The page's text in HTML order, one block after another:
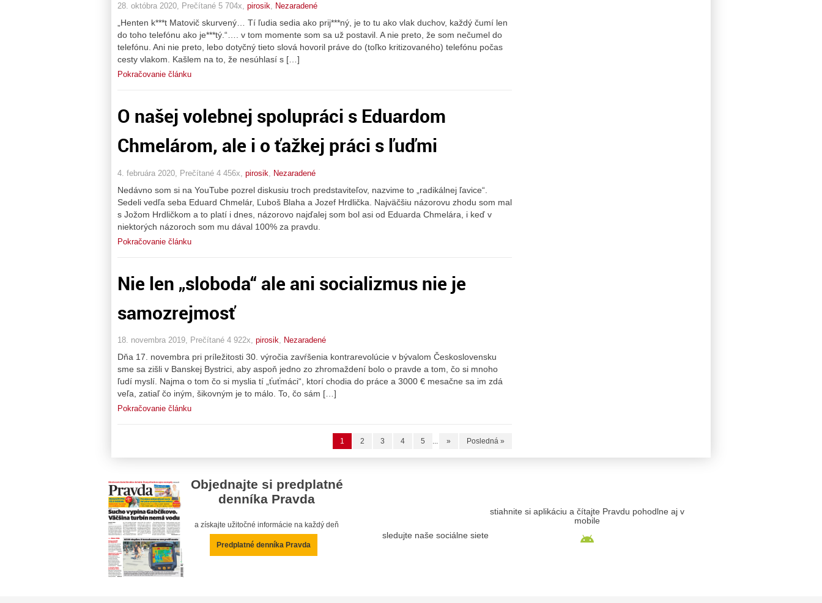
28. októbra 2020, Prečítané 5 704x, pirosik Nezaradené
„Henten k***t Matovič skurvený… Tí ľudia sedia ako prij***ný, je to tu ako vlak duchov, každý čumí len
do toho telefónu ako je***tý.“…. v tom momente som sa už postavil. A nie preto, že som nečumel do
telefónu. Ani nie preto, lebo dotyčný tieto slová hovoril práve do (toľko kritizovaného) telefónu počas
cesty vlakom. Kašlem na to, že nesúhlasí s […]
Pokračovanie článku
O našej volebnej spolupráci s Eduardom
Chmelárom, ale i o ťažkej práci s ľuďmi
4. februára 2020, Prečítané 4 456x, pirosik Nezaradené
Nedávno som si na YouTube pozrel diskusiu troch predstaviteľov, nazvime to „radikálnej ľavice“.
Sedeli vedľa seba Eduard Chmelár, Ľuboš Blaha a Jozef Hrdlička. Najväčšiu názorovu zhodu som mal
s Jožom Hrdličkom a to platí i dnes, názorovo najďalej som bol asi od Eduarda Chmelára, i keď v
niektorých názoroch som mu dával 100% za pravdu.
Pokračovanie článku
Nie len „sloboda“ ale ani socializmus nie je
samozrejmosť
18. novembra 2019, Prečítané 4 922x, pirosik, Nezaradené
Dňa 17. novembra pri príležitosti 30. výročia zavŕšenia kontrarevolúcie v bývalom Československu
sme sa zišli v Banskej Bystrici, aby aspoň jedno zo zhromaždení bolo o pravde a tom, čo si mnoho
ľudí myslí. Najma o tom čo si myslia tí „ťuťmáci“, ktorí chodia do práce a 3000 € mesačne sa im zdá
veľa, zatiaľ čo iným, šikovným je to málo. To, čo sám […]
Pokračovanie článku
1 2 3 4 5 ... » Posledná »
Objednajte si predplatné
denníka Pravda
a získajte užitočné informácie na každý deň
Predplatné denníka Pravda
sledujte naše sociálne siete
stiahnite si aplikáciu a čítajte Pravdu pohodlne aj v
mobile